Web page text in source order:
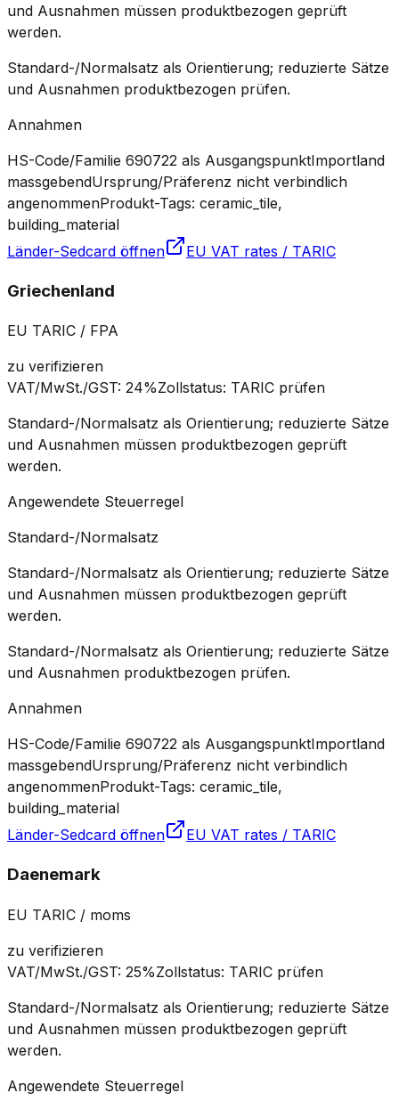
und Ausnahmen müssen produktbezogen geprüft
werden.
Standard-/Normalsatz als Orientierung; reduzierte Sätze
und Ausnahmen produktbezogen prüfen.
Annahmen
HS-Code/Familie 690722 als AusgangspunktImportland
massgebendUrsprung/Präferenz nicht verbindlich
angenommenProdukt-Tags: ceramic_tile,
building_material
Länder-Sedcard öffnen
EU VAT rates / TARIC
Griechenland
EU TARIC / FPA
zu verifizieren
VAT/MwSt./GST: 24%Zollstatus: TARIC prüfen
Standard-/Normalsatz als Orientierung; reduzierte Sätze
und Ausnahmen müssen produktbezogen geprüft
werden.
Angewendete Steuerregel
Standard-/Normalsatz
Standard-/Normalsatz als Orientierung; reduzierte Sätze
und Ausnahmen müssen produktbezogen geprüft
werden.
Standard-/Normalsatz als Orientierung; reduzierte Sätze
und Ausnahmen produktbezogen prüfen.
Annahmen
HS-Code/Familie 690722 als AusgangspunktImportland
massgebendUrsprung/Präferenz nicht verbindlich
angenommenProdukt-Tags: ceramic_tile,
building_material
Länder-Sedcard öffnen
EU VAT rates / TARIC
Daenemark
EU TARIC / moms
zu verifizieren
VAT/MwSt./GST: 25%Zollstatus: TARIC prüfen
Standard-/Normalsatz als Orientierung; reduzierte Sätze
und Ausnahmen müssen produktbezogen geprüft
werden.
Angewendete Steuerregel